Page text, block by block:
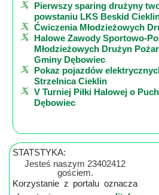
Pierwszy sparing drużyny
powstaniu LKS Beskid
Ćwiczenia Młodzieżowych
Halowe Zawody Sportowo-
Młodzieżowych Drużyn
Gminy Dębowiec
Pokaz pojazdów
Strzelnica Cieklin
V Turniej Piłki Halowej o
Dębowiec
STATSTYKA:
Jesteś naszym 23402412
gościem.
Korzystanie z portalu oznacza